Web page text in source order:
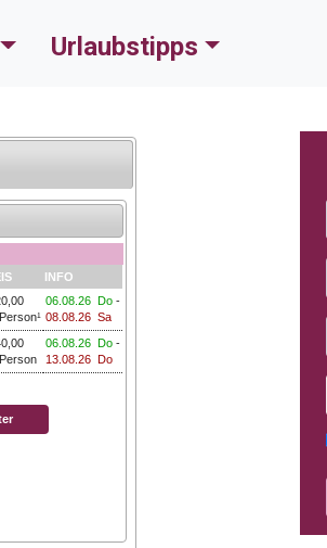
Urlaubstipps